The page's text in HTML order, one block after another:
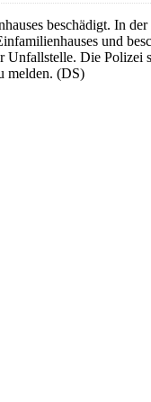
beschädigt. In
und
Unfallstelle. Die
melden. (DS)